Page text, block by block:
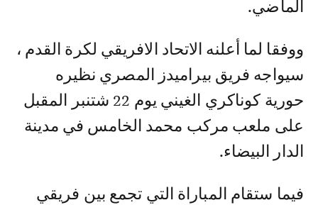
الماضي.
ووفقا لما أعلنه الاتحاد الافريقي لكرة القدم ،
سيواجه فريق بيراميدز المصري نظيره
حورية كوناكري الغيني يوم 22 شتنبر المقبل
على ملعب مركب محمد الخامس في مدينة
الدار البيضاء.
فيما ستقام المباراة التي تجمع بين فريقي